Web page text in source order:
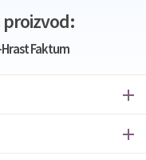
proizvod:
Faktum